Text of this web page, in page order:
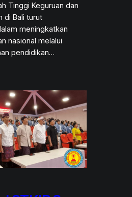
Tinggi Keguruan dan
di Bali turut
meningkatkan
nasional melalui
pendidikan…